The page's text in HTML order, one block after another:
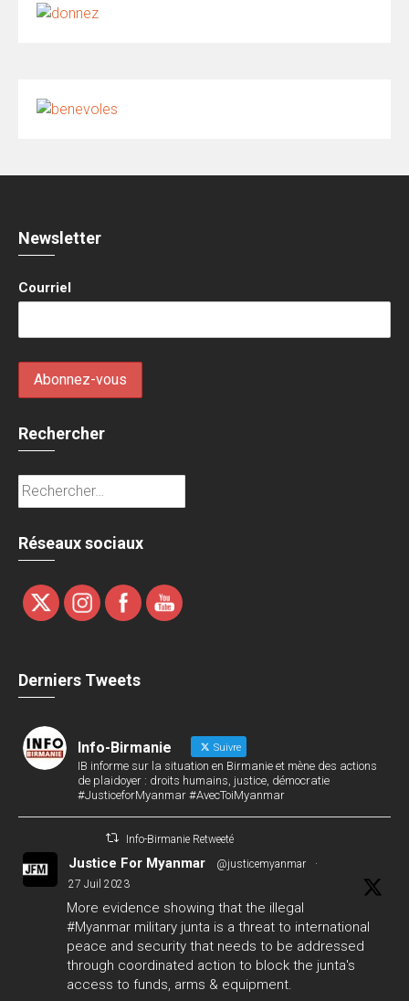
Newsletter
Courriel
Rechercher
Rechercher :
Réseaux sociaux
Derniers Tweets
Info-Birmanie Suivre
IB informe sur la situation en Birmanie et mène des actions
de plaidoyer : droits humains, justice, démocratie
#JusticeforMyanmar #AvecToiMyanmar
Info-Birmanie Retweeté
Justice For Myanmar @justicemyanmar
·
27 Juil 2023
More evidence showing that the illegal
#Myanmar military junta is a threat to international
peace and security that needs to be addressed
through coordinated action to block the junta's
access to funds, arms & equipment.